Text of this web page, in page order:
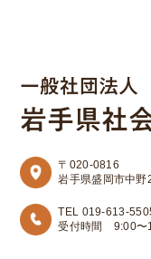
〒020-0816
岩手県盛岡市中
TEL 019-613-
受付時間 9:00〜